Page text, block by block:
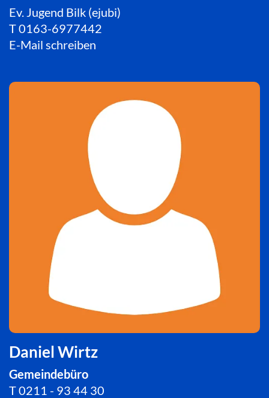
Ev. Jugend Bilk (ejubi)
T0163-6977442
E-Mail schreiben
Daniel Wirtz
Gemeindebüro
T0211 - 93 44 30